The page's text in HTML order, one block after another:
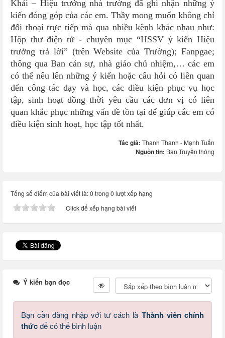
Khải – Hiệu trưởng nhà trường đã ghi nhận những ý
kiến đóng góp của các em. Thầy mong muốn không chỉ
đối thoại trực tiếp mà qua nhiều kênh khác nhau như:
Hộp thư điện tử - chuyên mục “HSSV ý kiến Hiệu
trưởng trả lời” (trên Website của Trường); Fanpgae;
thông qua Ban cán sự, nhà giáo chủ nhiệm,… các em
có thể nêu lên những ý kiến hoặc câu hỏi có liên quan
đến công tác dạy và học, các điều kiện phục vụ học
tập, sinh hoạt đồng thời yêu cầu các đơn vị có liên
quan khắc phục những vấn đề tồn tại để giúp các em có
điều kiện sinh hoạt, học tập tốt nhất.
Tác giả: Thanh Thanh - Mạnh Tuấn
Nguồn tin: Ban Truyền thông
Tổng số điểm của bài viết là: 0 trong 0 lượt xếp hạng
Click để xếp hạng bài viết
Ý kiến bạn đọc
Bạn cần đăng nhập với tư cách là Thành viên chính
thứcđể có thể bình luận